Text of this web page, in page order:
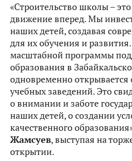
«Строительство школы – это
движение вперед. Мы
наших детей, создавая
для их обучения и
масштабной программы
образования в
одновременно открывается
учебных заведений. Это
о внимании и заботе
наших детей, о создании
качественного
Жамсуев, выступая на
открытии.